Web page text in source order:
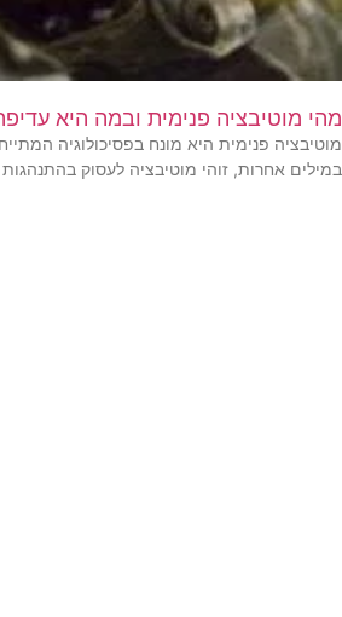
מהי מוטיבציה פנימית ובמה היא
מוטיבציה פנימית היא מונח בפסיכולוגיה
במילים אחרות, זוהי מוטיבציה לעסוק